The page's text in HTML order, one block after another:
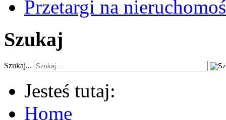
Przetargi na
Szukaj
Szukaj...
Jesteś tutaj:
Home